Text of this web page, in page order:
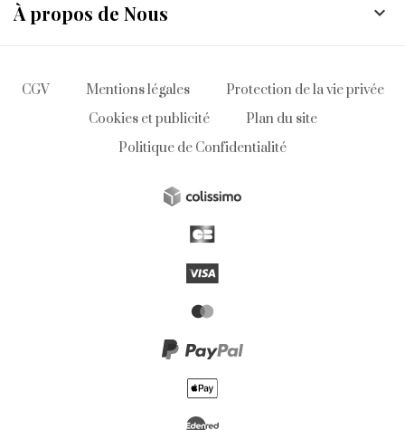
À propos de Nous 
CGV Mentions légales
Protection de la vie privée
Cookies et publicité
Plan du site
Politique de Confidentialité